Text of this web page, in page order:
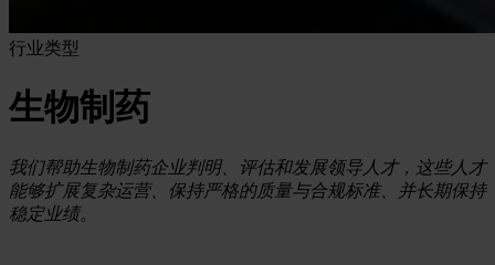
行业类型
生物制药
我们帮助生物制药企业判明、评估和发展领导人才，这些人才
能够扩展复杂运营、保持严格的质量与合规标准、并长期保持
稳定业绩。